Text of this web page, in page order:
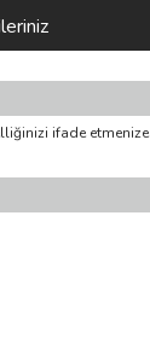
ifade etmenize